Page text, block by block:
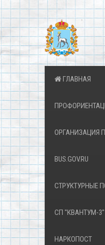
ГЛАВНАЯ
ОРГАНИЗАЦИЯ
BUS.GOV.RU
СТРУКТУРНЫЕ
СП "КВАНТУМ-3"
НАРКОПОСТ